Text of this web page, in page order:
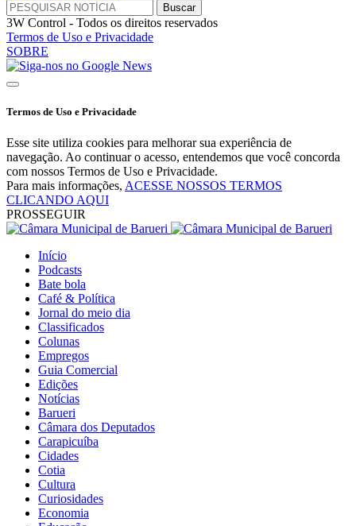
3W Control - Todos os direitos reservados
Termos de Uso e Privacidade
SOBRE
Termos de Uso e Privacidade
Esse site utiliza cookies para melhorar sua experiência de
navegação. Ao continuar o acesso, entendemos que você concorda
com nossos Termos de Uso e Privacidade.
Para mais informações, ACESSE NOSSOS TERMOS
CLICANDO AQUI
PROSSEGUIR
Início
Podcasts
Bate bola
Café & Política
Jornal do meio dia
Classificados
Colunas
Empregos
Guia Comercial
Edições
Notícias
Barueri
Câmara dos Deputados
Carapicuíba
Cidades
Cotia
Cultura
Curiosidades
Economia